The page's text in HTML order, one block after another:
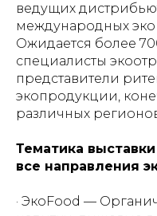
ведущих
международных
Ожидается более
специалисты
представители
экопродукции,
различных
Тематика
все направления
· ЭкоFood —